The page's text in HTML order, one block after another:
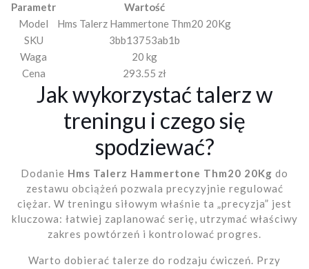
Parametr
Wartość
Model
Hms Talerz Hammertone Thm20 20Kg
SKU
3bb13753ab1b
Waga
20 kg
Cena
293.55 zł
Jak wykorzystać talerz w
treningu i czego się
spodziewać?
Dodanie Hms Talerz Hammertone Thm20 20Kg do
zestawu obciążeń pozwala precyzyjnie regulować
ciężar. W treningu siłowym właśnie ta „precyzja” jest
kluczowa: łatwiej zaplanować serię, utrzymać właściwy
zakres powtórzeń i kontrolować progres.
Warto dobierać talerze do rodzaju ćwiczeń. Przy